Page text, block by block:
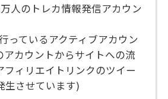
人のトレカ情報発信アカウン
っているアクティブアカウン
アカウントからサイトへの流
フィリエイトリンクのツイー
生させています)